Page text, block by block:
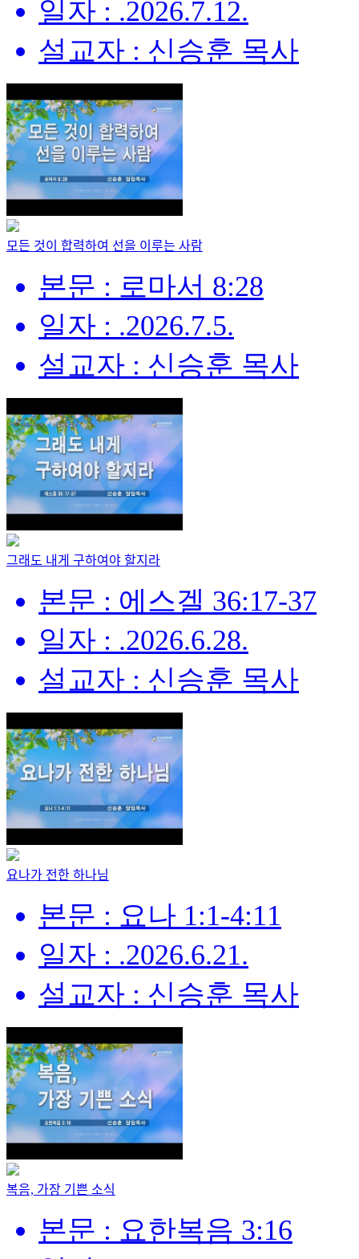
일자 : .2026.7.12.
설교자 : 신승훈 목사
모든 것이 합력하여 선을 이루는 사람
본문 : 로마서 8:28
일자 : .2026.7.5.
설교자 : 신승훈 목사
그래도 내게 구하여야 할지라
본문 : 에스겔 36:17-37
일자 : .2026.6.28.
설교자 : 신승훈 목사
요나가 전한 하나님
본문 : 요나 1:1-4:11
일자 : .2026.6.21.
설교자 : 신승훈 목사
복음, 가장 기쁜 소식
본문 : 요한복음 3:16